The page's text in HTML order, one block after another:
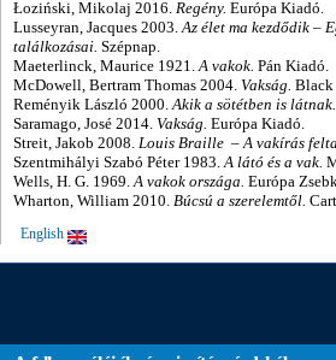
Łoziński, Mikolaj 2016. Regény. Európa Kiadó.
Lusseyran, Jacques 2003. Az ​élet ma kezdődik –
találkozásai. Szépnap.
Maeterlinck, Maurice 1921. A ​vakok. Pán Kiadó.
McDowell, Bertram Thomas 2004. Vakság. Black
Reményik László 2000. Akik ​a sötétben is látnak.
Saramago, José 2014. Vakság. Európa Kiadó.
Streit, Jakob 2008. Louis ​Braille – A vakírás
Szentmihályi Szabó Péter 1983. A ​látó és a vak.
Wells, H. G. 1969. A vakok országa. Európa
Wharton, William 2010. Búcsú ​a szerelemtől.
English